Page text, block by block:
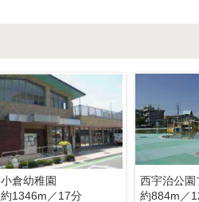
小倉幼稚園
約1346m／17分
西宇治公園
約884m／